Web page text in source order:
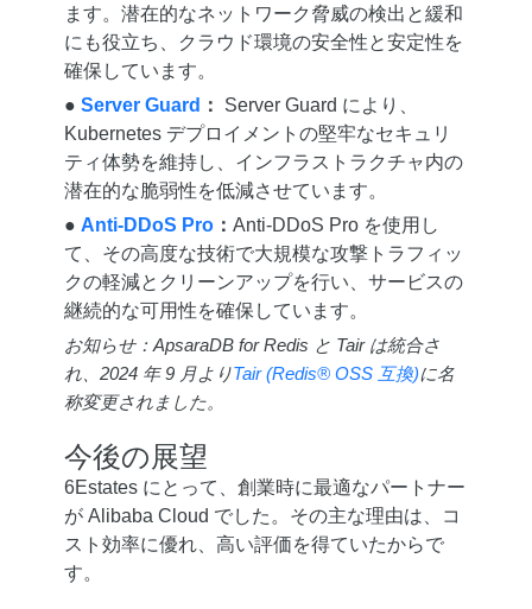
ます。潜在的なネットワーク脅威の検出と緩和
にも役立ち、クラウド環境の安全性と安定性を
確保しています。
● Server Guard ：
Server Guard により、
Kubernetes デプロイメントの堅牢なセキュリ
ティ体勢を維持し、インフラストラクチャ内の
潜在的な脆弱性を低減させています。
● Anti-DDoS Pro： Anti-DDoS Pro を使用し
て、その高度な技術で大規模な攻撃トラフィッ
クの軽減とクリーンアップを行い、サービスの
継続的な可用性を確保しています。
お知らせ：ApsaraDB for Redis と Tair は統合さ
れ、2024 年 9 月よりTair (Redis® OSS 互換)に名
称変更されました。
今後の展望
6Estates にとって、創業時に最適なパートナー
が Alibaba Cloud でした。その主な理由は、コ
スト効率に優れ、高い評価を得ていたからで
す。